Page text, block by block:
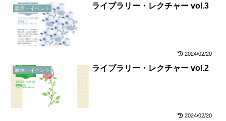
展示・イベント ライブラリー・レクチャー vol.3
2024/02/20
展示・イベント ライブラリー・レクチャー vol.2
2024/02/20